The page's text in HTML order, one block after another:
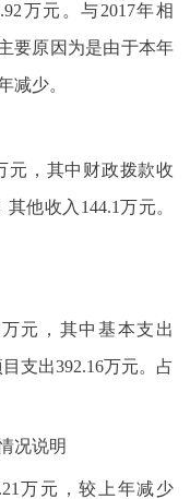
万元。与2017年相
要原因为是由于本年
减少。
元，其中财政拨款收
他收入144.1万元。
元，其中基本支出
支出392.16万元。占
况说明
万元，较上年减少